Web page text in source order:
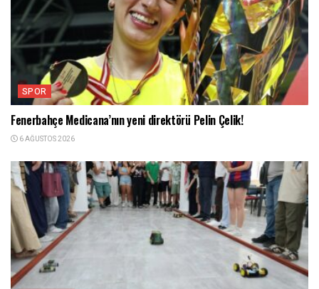
SPOR
Fenerbahçe Medicana’nın yeni direktörü Pelin Çelik!
6 AĞUSTOS 2026